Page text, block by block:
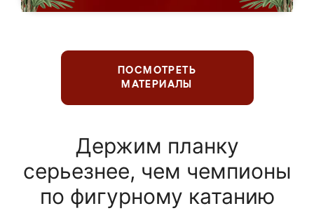
ПОСМОТРЕТЬ
МАТЕРИАЛЫ
Держим планку
серьезнее, чем чемпионы
по фигурному катанию